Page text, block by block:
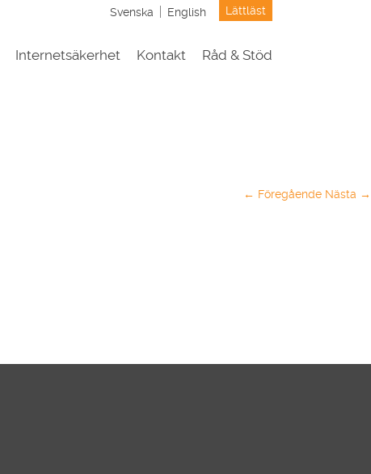
Internetsäkerhet Kontakt Råd & Stöd
Svenska English Lättläst
← Föregående Nästa →